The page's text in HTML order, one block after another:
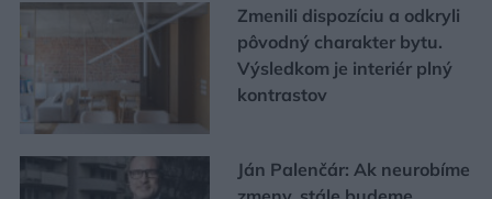
Zmenili dispozíciu a odkryli
pôvodný charakter bytu.
Výsledkom je interiér plný
kontrastov
Ján Palenčár: Ak neurobíme